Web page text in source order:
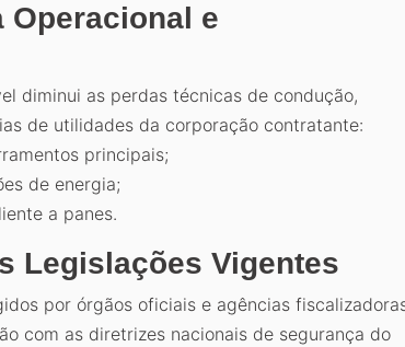
Operacional e
diminui as perdas técnicas de condução,
de utilidades da corporação contratante:
principais;
de energia;
a panes.
Legislações Vigentes
por órgãos oficiais e agências
com as diretrizes nacionais de segurança do